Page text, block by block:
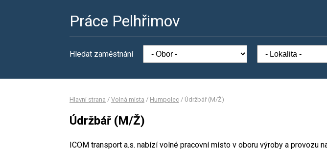
Práce Pelhřimov
Hledat zaměstnání
Hlavní strana / Volná místa / Humpolec / Údržbář (M/Ž)
Údržbář (M/Ž)
ICOM transport a.s. nabízí volné pracovní místo v oboru výroby a provozu